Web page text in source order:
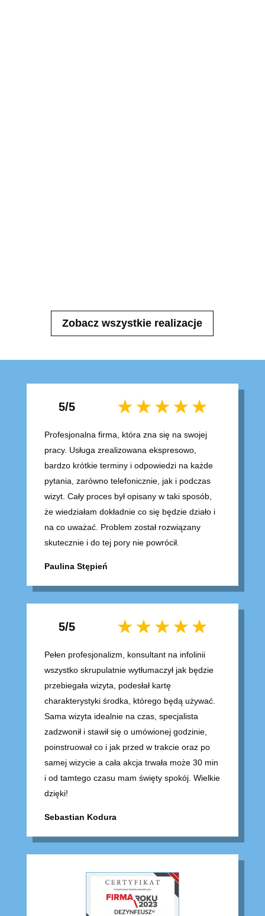
Zobacz wszystkie realizacje
5/5
Profesjonalna firma, która zna się na swojej
pracy. Usługa zrealizowana ekspresowo,
bardzo krótkie terminy i odpowiedzi na każde
pytania, zarówno telefonicznie, jak i podczas
wizyt. Cały proces był opisany w taki sposób,
że wiedziałam dokładnie co się będzie działo i
na co uważać. Problem został rozwiązany
skutecznie i do tej pory nie powrócił.
Paulina Stępień
5/5
Pełen profesjonalizm, konsultant na infolinii
wszystko skrupulatnie wytłumaczył jak będzie
przebiegała wizyta, podesłał kartę
charakterystyki środka, którego będą używać.
Sama wizyta idealnie na czas, specjalista
zadzwonił i stawił się o umówionej godzinie,
poinstruował co i jak przed w trakcie oraz po
samej wizycie a cała akcja trwała może 30 min
i od tamtego czasu mam święty spokój. Wielkie
dzięki!
Sebastian Kodura